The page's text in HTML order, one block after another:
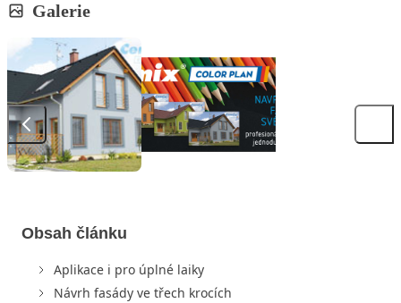
Galerie
Obsah článku
Aplikace i pro úplné laiky
Návrh fasády ve třech krocích